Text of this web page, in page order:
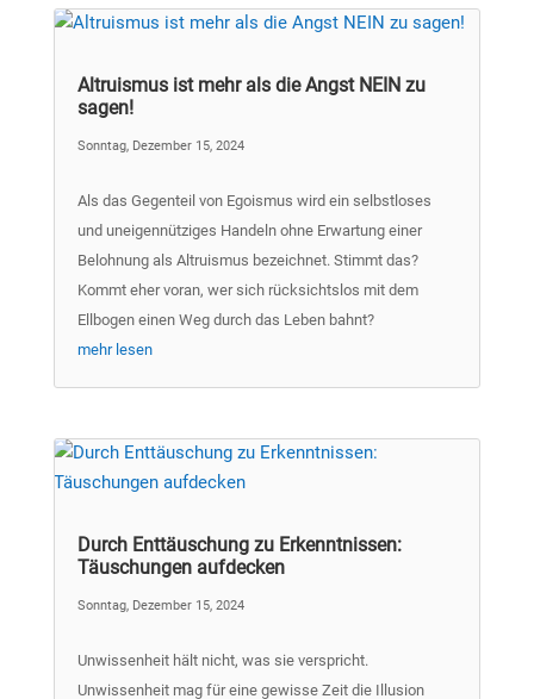
Altruismus ist mehr als die Angst NEIN zu
sagen!
Sonntag, Dezember 15, 2024
Als das Gegenteil von Egoismus wird ein selbstloses
und uneigennütziges Handeln ohne Erwartung einer
Belohnung als Altruismus bezeichnet. Stimmt das?
Kommt eher voran, wer sich rücksichtslos mit dem
Ellbogen einen Weg durch das Leben bahnt?
mehr lesen
Durch Enttäuschung zu Erkenntnissen:
Täuschungen aufdecken
Sonntag, Dezember 15, 2024
Unwissenheit hält nicht, was sie verspricht.
Unwissenheit mag für eine gewisse Zeit die Illusion